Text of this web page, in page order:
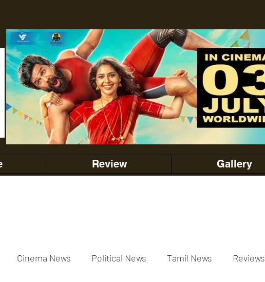
Review Gallery
Cinema News Political News Tamil News Reviews